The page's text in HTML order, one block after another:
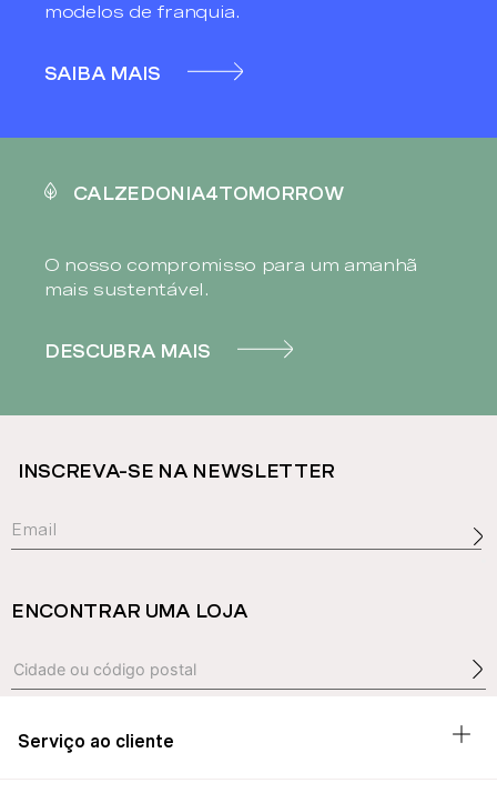
modelos de franquia.
SAIBA MAIS
CALZEDONIA4TOMORROW
O nosso compromisso para um amanhã
mais sustentável.
DESCUBRA MAIS
INSCREVA-SE NA NEWSLETTER
ENCONTRAR UMA LOJA
Serviço ao cliente